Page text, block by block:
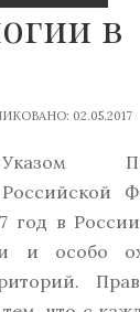
в
02.05.2017
Указом
Российской
год в
и особо